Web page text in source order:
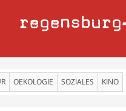
regensburg
OEKOLOGIE SOZIALES KINO